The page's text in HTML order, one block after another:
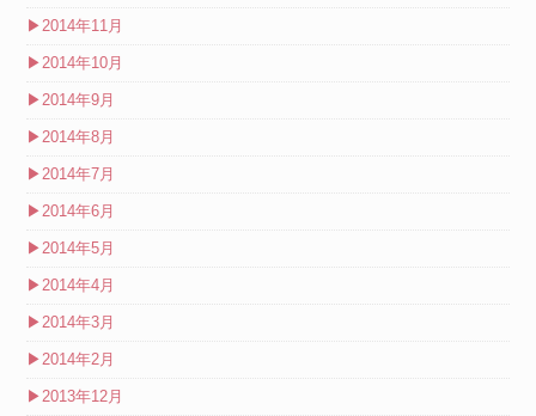
▶2014年11月
▶2014年10月
▶2014年9月
▶2014年8月
▶2014年7月
▶2014年6月
▶2014年5月
▶2014年4月
▶2014年3月
▶2014年2月
▶2013年12月